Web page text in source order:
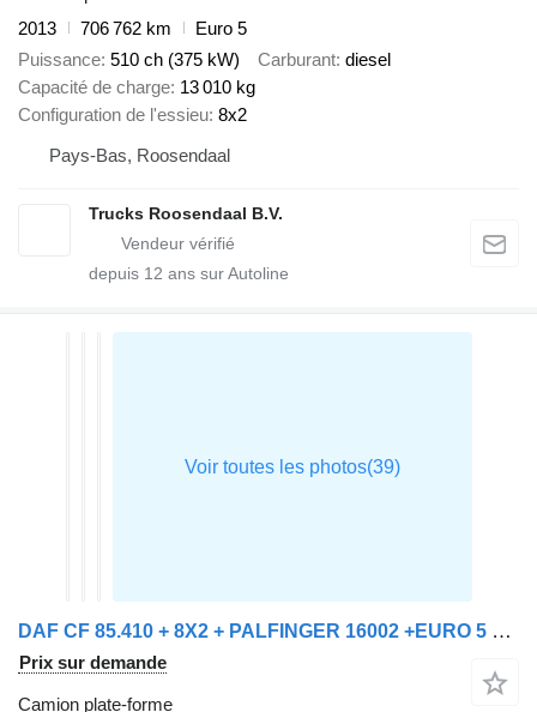
2013
706 762 km
Euro 5
Puissance 510 ch (375 kW) Carburant diesel
Capacité de charge 13 010 kg
Configuration de l'essieu 8x2
Pays-Bas, Roosendaal
Trucks Roosendaal B.V.
depuis 12 ans sur Autoline
DAF CF 85.410 + 8X2 + PALFINGER 16002 +EURO 5 + REMOTE
Prix sur demande
Camion plate-forme